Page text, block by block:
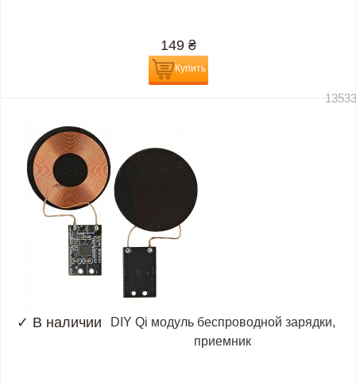
149 ₴
Купить
✓ В наличии
DIY Qi модуль беспроводной зарядки,
приемник